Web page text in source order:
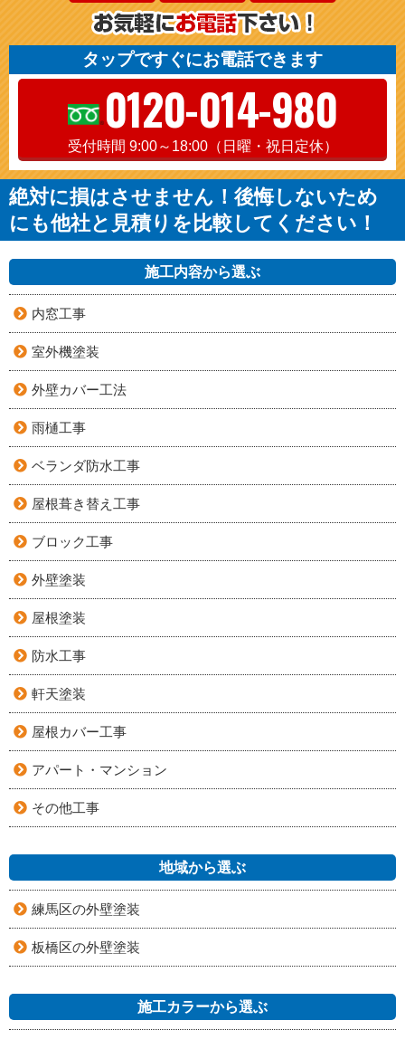
タップですぐにお電話できます
0120-014-980
受付時間 9:00～18:00（日曜・祝日定休）
絶対に損はさせません！後悔しないため
にも他社と見積りを比較してください！
施工内容から選ぶ
内窓工事
室外機塗装
外壁カバー工法
雨樋工事
ベランダ防水工事
屋根葺き替え工事
ブロック工事
外壁塗装
屋根塗装
防水工事
軒天塗装
屋根カバー工事
アパート・マンション
その他工事
地域から選ぶ
練馬区の外壁塗装
板橋区の外壁塗装
施工カラーから選ぶ